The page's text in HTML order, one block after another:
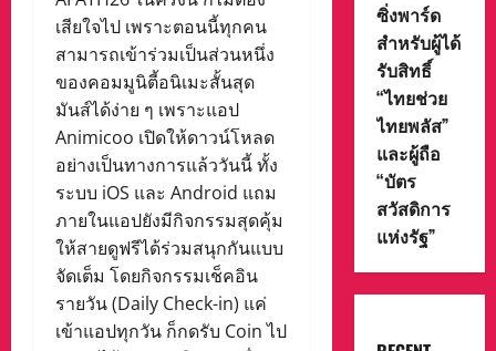
เสียใจไป เพราะตอนนี้ทุกคน
สามารถเข้าร่วมเป็นส่วนหนึ่ง
ของคอมมูนิตี้อนิเมะสั้นสุด
มันส์ได้ง่าย ๆ เพราะแอป
Animicoo เปิดให้ดาวน์โหลด
อย่างเป็นทางการแล้ววันนี้ ทั้ง
ระบบ iOS และ Android แถม
ภายในแอปยังมีกิจกรรมสุดคุ้ม
ให้สายดูฟรีได้ร่วมสนุกกันแบบ
จัดเต็ม โดยกิจกรรมเช็คอิน
รายวัน (Daily Check-in) แค่
เข้าแอปทุกวัน ก็กดรับ Coin ไป
ซิ่งพาร์ด
สำหรับผู้ได้
รับสิทธิ์
“ไทยช่วย
ไทยพลัส”
และผู้ถือ
“บัตร
สวัสดิการ
แห่งรัฐ”